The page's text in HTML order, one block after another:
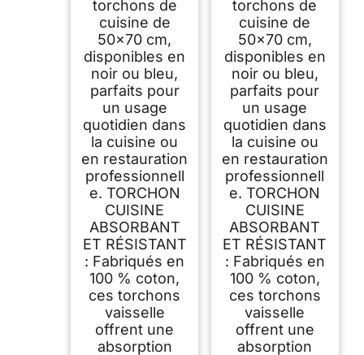
torchons de
cuisine de
50x70 cm,
disponibles en
noir ou bleu,
parfaits pour
un usage
quotidien dans
la cuisine ou
en restauration
professionnell
e. TORCHON
CUISINE
ABSORBANT
ET RÉSISTANT
: Fabriqués en
100 % coton,
ces torchons
vaisselle
offrent une
absorption
torchons de
cuisine de
50x70 cm,
disponibles en
noir ou bleu,
parfaits pour
un usage
quotidien dans
la cuisine ou
en restauration
professionnell
e. TORCHON
CUISINE
ABSORBANT
ET RÉSISTANT
: Fabriqués en
100 % coton,
ces torchons
vaisselle
offrent une
absorption